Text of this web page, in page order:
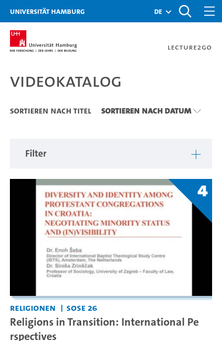
Zu den Filtern
Zur Metanavigation
Zur Hauptnavigation
Zur Suche
Zum Inhalt
Zum Seitenfuss
Universität Hamburg de
Lecture2Go
Videokatalog
Videokatalog
Sortieren nach Titel Sortieren nach Datum
Filter
4
Religionen SoSe 26
Religions in Transition: International Pe
rspectives